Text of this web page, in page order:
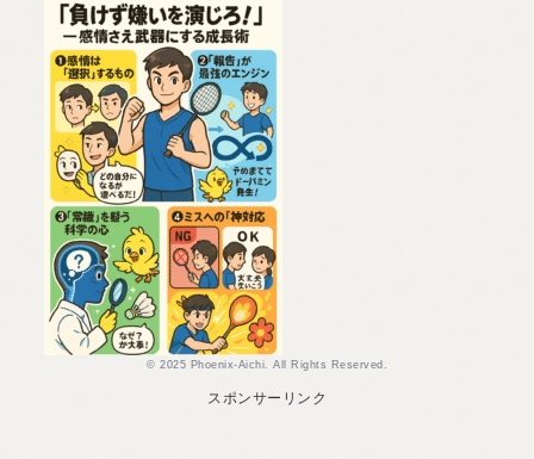
© 2025 Phoenix-Aichi. All Rights Reserved.
スポンサーリンク